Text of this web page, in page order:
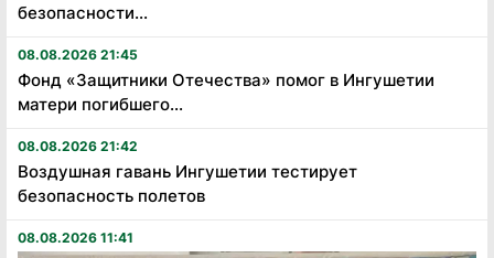
безопасности...
08.08.2026 21:45
Фонд «Защитники Отечества» помог в Ингушетии
матери погибшего...
08.08.2026 21:42
Воздушная гавань Ингушетии тестирует
безопасность полетов
08.08.2026 11:41